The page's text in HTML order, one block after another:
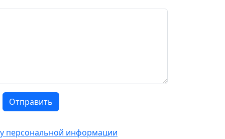
Отправить
персональной информации